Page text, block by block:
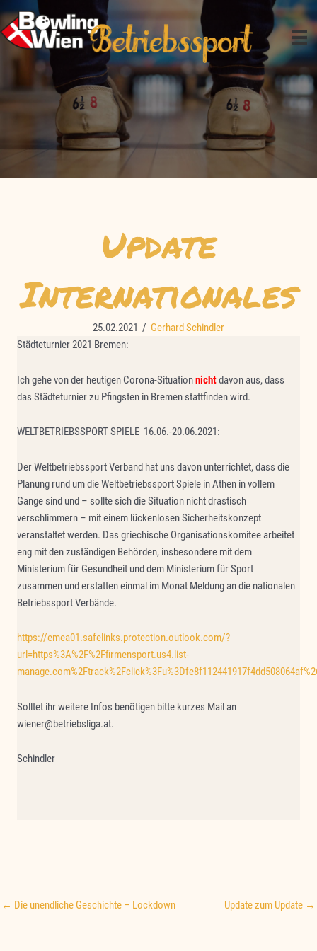
Inhalt
springen
Update
Internationales
25.02.2021 / Gerhard Schindler
Städteturnier 2021 Bremen:
Ich gehe von der heutigen Corona-Situationnichtdavon aus, dass
das Städteturnier zu Pfingsten in Bremen stattfinden wird.
WELTBETRIEBSSPORT SPIELE 16.06.-20.06.2021:
Der Weltbetriebssport Verband hat uns davon unterrichtet, dass die
Planung rund um die Weltbetriebssport Spiele in Athen in vollem
Gange sind und – sollte sich die Situation nicht drastisch
verschlimmern – mit einem lückenlosen Sicherheitskonzept
veranstaltet werden. Das griechische Organisationskomitee arbeitet
eng mit den zuständigen Behörden, insbesondere mit dem
Ministerium für Gesundheit und dem Ministerium für Sport
zusammen und erstatten einmal im Monat Meldung an die nationalen
Betriebssport Verbände.
https://emea01.safelinks.protection.outlook.com/?
url=https%3A%2F%2Ffirmensport.us4.list-
Solltet ihr weitere Infos benötigen bitte kurzes Mail an
wiener@betriebsliga.at.
Schindler
← Die unendliche Geschichte – Lockdown Update zum Update →